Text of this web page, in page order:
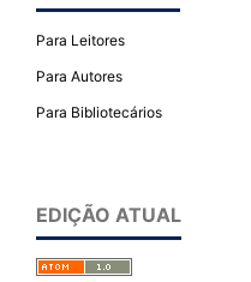
Para Leitores
Para Autores
Para Bibliotecários
EDIÇÃO ATUAL